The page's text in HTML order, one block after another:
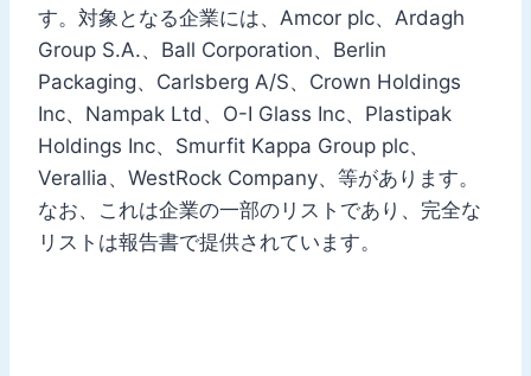
す。対象となる企業には、Amcor plc、Ardagh
Group S.A.、Ball Corporation、Berlin
Packaging、Carlsberg A/S、Crown Holdings
Inc、Nampak Ltd、O-I Glass Inc、Plastipak
Holdings Inc、Smurfit Kappa Group plc、
Verallia、WestRock Company、等があります。
なお、これは企業の一部のリストであり、完全な
リストは報告書で提供されています。